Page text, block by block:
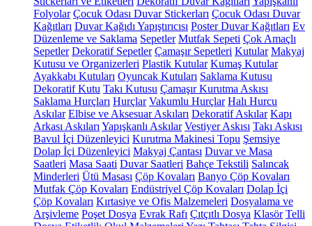
Folyolar Çocuk Odası Duvar Stickerları Çocuk Odası Duvar
Kağıtları Duvar Kağıdı Yapıştırıcısı Poster Duvar Kağıtları Ev
Düzenleme ve Saklama Sepetler Mutfak Sepeti Çok Amaçlı
Sepetler Dekoratif Sepetler Çamaşır Sepetleri Kutular Makyaj
Kutusu ve Organizerleri Plastik Kutular Kumaş Kutular
Ayakkabı Kutuları Oyuncak Kutuları Saklama Kutusu
Dekoratif Kutu Takı Kutusu Çamaşır Kurutma Askısı
Saklama Hurçları Hurçlar Vakumlu Hurçlar Halı Hurcu
Askılar Elbise ve Aksesuar Askıları Dekoratif Askılar Kapı
Arkası Askıları Yapışkanlı Askılar Vestiyer Askısı Takı Askısı
Bavul İçi Düzenleyici Kurutma Makinesi Topu Şemsiye
Dolap İçi Düzenleyici Makyaj Çantası Duvar ve Masa
Saatleri Masa Saati Duvar Saatleri Bahçe Tekstili Salıncak
Minderleri Ütü Masası Çöp Kovaları Banyo Çöp Kovaları
Mutfak Çöp Kovaları Endüstriyel Çöp Kovaları Dolap İçi
Çöp Kovaları Kırtasiye ve Ofis Malzemeleri Dosyalama ve
Arşivleme Poşet Dosya Evrak Rafı Çıtçıtlı Dosya Klasör Telli